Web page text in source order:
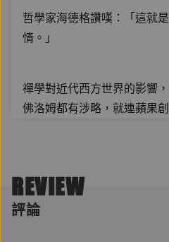
哲學家海德格讚嘆：「這就
情。」
禪學對近代西方世界的影響
佛洛姆都有涉略，就連蘋果
REVIEW
評論